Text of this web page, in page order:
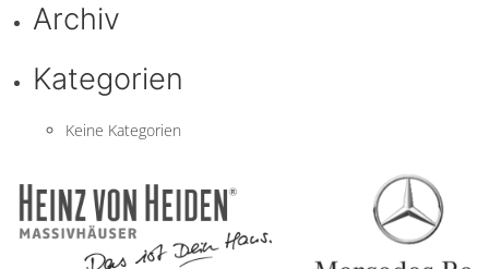
Archiv
Kategorien
Keine Kategorien